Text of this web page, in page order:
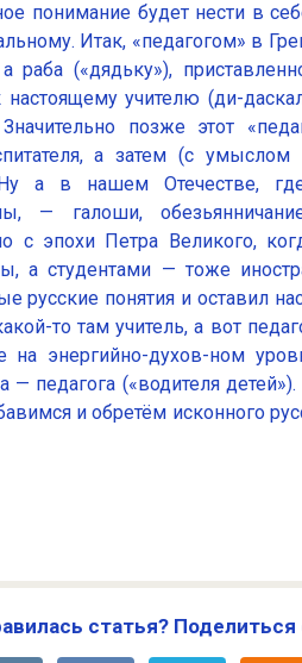
понимание будет нести в
Итак, «педагогом» в
раба («дядьку»),
учителю (ди-
позже этот
а затем (с
а в нашем Отечестве,
— галоши,
с эпохи Петра Великого,
а студентами — тоже
русские понятия и оставил
то там учитель, а вот
энергийно-духов-ном
педагога («водителя
и обретём исконного
статья?